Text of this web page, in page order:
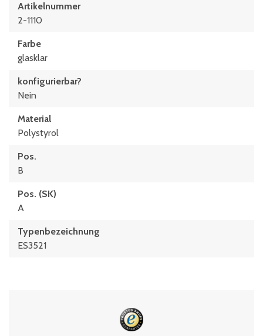
Artikelnummer
2-1110
Farbe
glasklar
konfigurierbar?
Nein
Material
Polystyrol
Pos.
B
Pos. (SK)
A
Typenbezeichnung
ES3521